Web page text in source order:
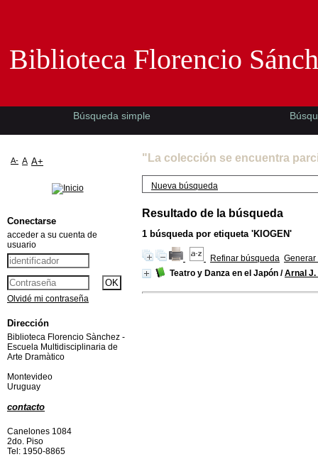
"La colección se encuentra
Nueva búsqueda
Resultado de la búsqueda
1 búsqueda por etiqueta 'KIOGEN'
Refinar búsqueda Generar
Teatro y Danza en el Japón /Arnal J.
Biblioteca Florencio
Búsqueda simple
A- A A+
Conectarse
acceder a su cuenta de
usuario
Olvidé mi contraseña
Dirección
Biblioteca Florencio Sànchez -
Escuela Multidisciplinaria de
Arte Dramàtico
Montevideo
Uruguay
contacto
Canelones 1084
2do. Piso
Tel: 1950-8865